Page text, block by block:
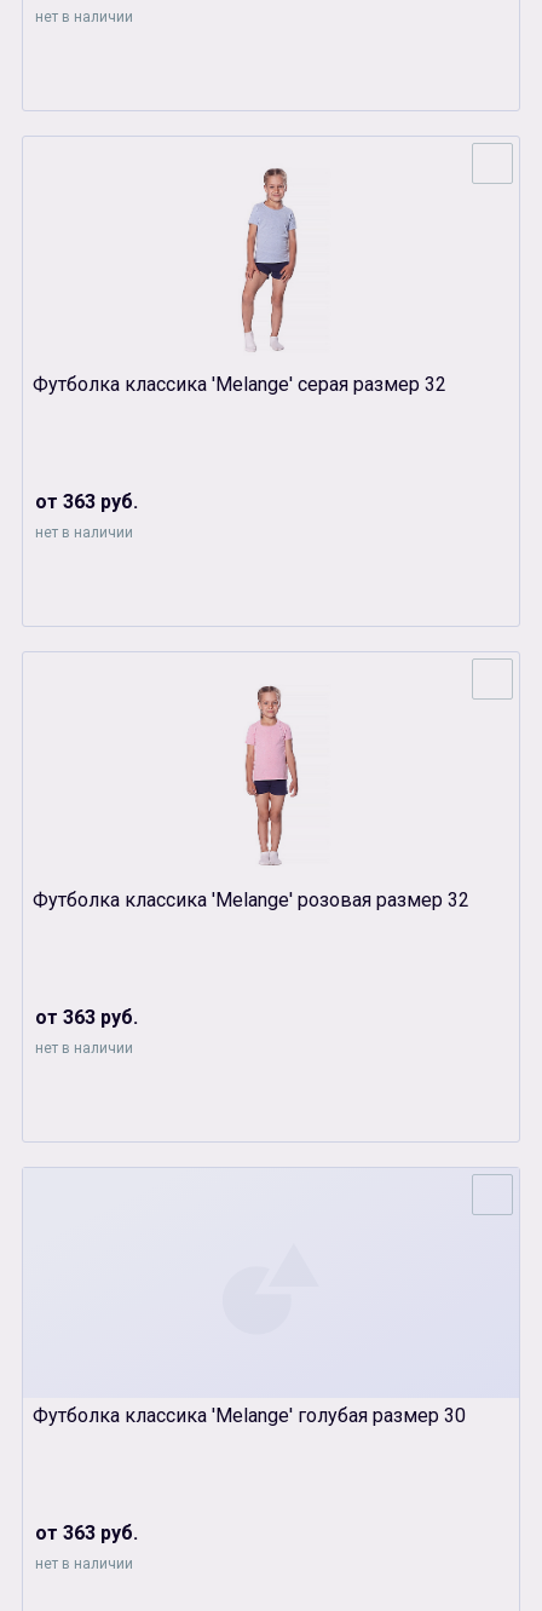
нет в наличии
Футболка классика 'Melange' серая размер 32
от 363 руб.
нет в наличии
Футболка классика 'Melange' розовая размер 32
от 363 руб.
нет в наличии
Футболка классика 'Melange' голубая размер 30
от 363 руб.
нет в наличии